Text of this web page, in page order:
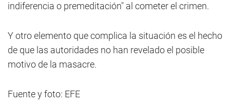
indiferencia o premeditación" al cometer el crimen.
Y otro elemento que complica la situación es el hecho
de que las autoridades no han revelado el posible
motivo de la masacre.
Fuente y foto: EFE